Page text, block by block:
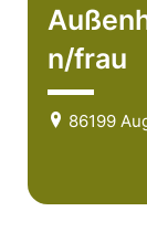
n/frau
86199